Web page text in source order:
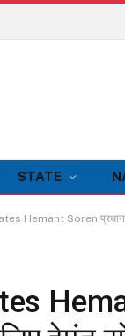
STATE
Hemant Soren